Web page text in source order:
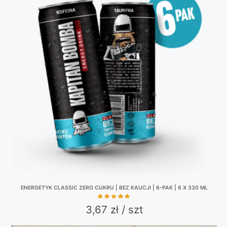
130,00 zł.99,00 zł.
multiple
variants.
The
options
may
be
chosen
on
the
product
page
ENERGETYK CLASSIC ZERO CUKRU | BEZ KAUCJI | 6-PAK | 6 X 330 ML
3,67 zł / szt